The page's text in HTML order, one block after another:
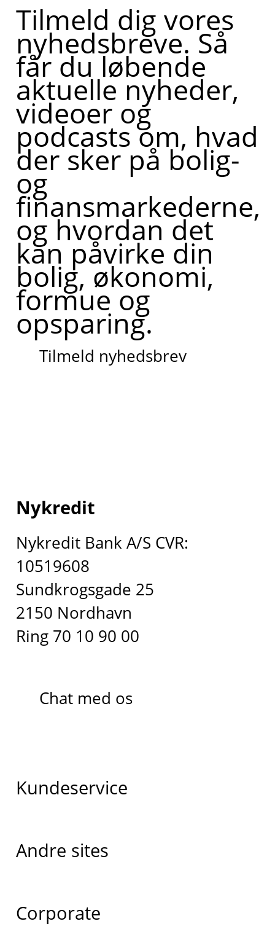
Tilmeld dig vores
nyhedsbreve. Så
får du løbende
aktuelle nyheder,
videoer og
podcasts om, hvad
der sker på bolig-
og
finansmarkederne,
og hvordan det
kan påvirke din
bolig, økonomi,
formue og
opsparing.
Tilmeld nyhedsbrev
Nykredit
Nykredit Bank A/S CVR:
10519608
Sundkrogsgade 25
2150 Nordhavn
Ring 70 10 90 00
Chat med os
Kundeservice
Andre sites
Corporate